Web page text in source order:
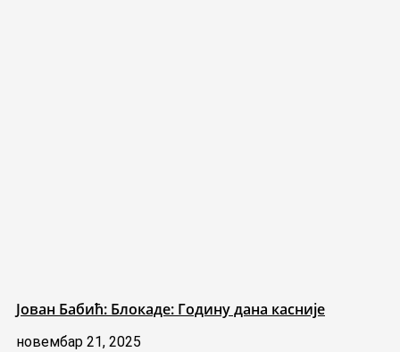
Јован Бабић: Блокаде: Годину дана касније
новембар 21, 2025